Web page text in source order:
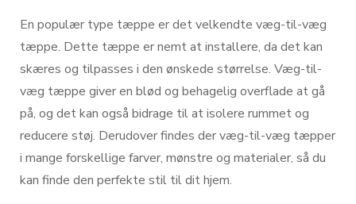
En populær type tæppe er det velkendte væg-til-væg
tæppe. Dette tæppe er nemt at installere, da det kan
skæres og tilpasses i den ønskede størrelse. Væg-til-
væg tæppe giver en blød og behagelig overflade at gå
på, og det kan også bidrage til at isolere rummet og
reducere støj. Derudover findes der væg-til-væg tæpper
i mange forskellige farver, mønstre og materialer, så du
kan finde den perfekte stil til dit hjem.